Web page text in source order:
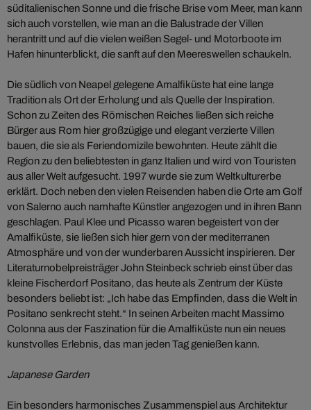
süditalienischen Sonne und die frische Brise vom Meer, man kann
sich auch vorstellen, wie man an die Balustrade der Villen
herantritt und auf die vielen weißen Segel- und Motorboote im
Hafen hinunterblickt, die sanft auf den Meereswellen schaukeln.
Die südlich von Neapel gelegene Amalfiküste hat eine lange
Tradition als Ort der Erholung und als Quelle der Inspiration.
Schon zu Zeiten des Römischen Reiches ließen sich reiche
Bürger aus Rom hier großzügige und elegant verzierte Villen
bauen, die sie als Feriendomizile bewohnten. Heute zählt die
Region zu den beliebtesten in ganz Italien und wird von Touristen
aus aller Welt aufgesucht. 1997 wurde sie zum Weltkulturerbe
erklärt. Doch neben den vielen Reisenden haben die Orte am Golf
von Salerno auch namhafte Künstler angezogen und in ihren Bann
geschlagen. Paul Klee und Picasso waren begeistert von der
Amalfiküste, sie ließen sich hier gern von der mediterranen
Atmosphäre und von der wunderbaren Aussicht inspirieren. Der
Literaturnobelpreisträger John Steinbeck schrieb einst über das
kleine Fischerdorf Positano, das heute als Zentrum der Küste
besonders beliebt ist: „Ich habe das Empfinden, dass die Welt in
Positano senkrecht steht.“ In seinen Arbeiten macht Massimo
Colonna aus der Faszination für die Amalfiküste nun ein neues
kunstvolles Erlebnis, das man jeden Tag genießen kann.
Japanese Garden
Ein besonders harmonisches Zusammenspiel aus Architektur